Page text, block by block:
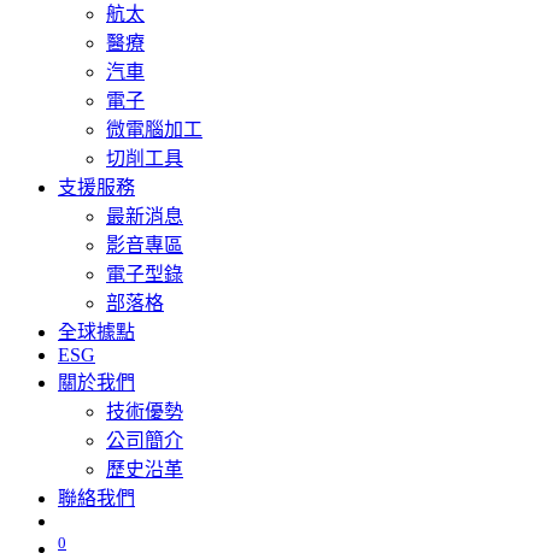
航太
醫療
汽車
電子
微電腦加工
切削工具
支援服務
最新消息
影音專區
電子型錄
部落格
全球據點
ESG
關於我們
技術優勢
公司簡介
歷史沿革
聯絡我們
0